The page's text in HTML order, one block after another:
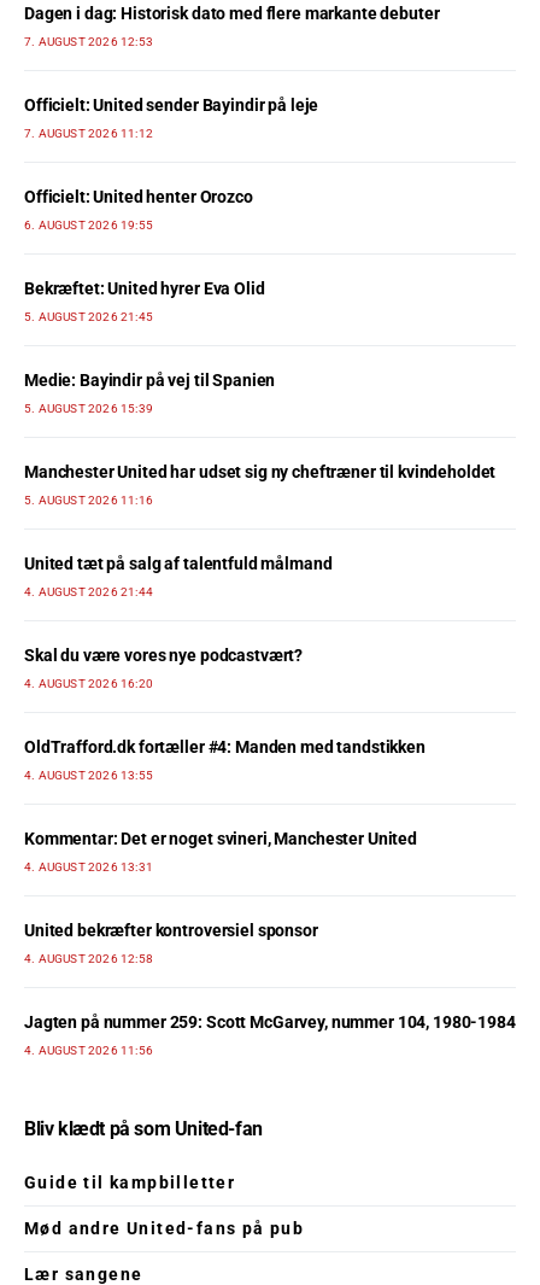
Dagen i dag: Historisk dato med flere markante debuter
7. AUGUST 2026 12:53
Officielt: United sender Bayindir på leje
7. AUGUST 2026 11:12
Officielt: United henter Orozco
6. AUGUST 2026 19:55
Bekræftet: United hyrer Eva Olid
5. AUGUST 2026 21:45
Medie: Bayindir på vej til Spanien
5. AUGUST 2026 15:39
Manchester United har udset sig ny cheftræner til kvindeholdet
5. AUGUST 2026 11:16
United tæt på salg af talentfuld målmand
4. AUGUST 2026 21:44
Skal du være vores nye podcastvært?
4. AUGUST 2026 16:20
OldTrafford.dk fortæller #4: Manden med tandstikken
4. AUGUST 2026 13:55
Kommentar: Det er noget svineri, Manchester United
4. AUGUST 2026 13:31
United bekræfter kontroversiel sponsor
4. AUGUST 2026 12:58
Jagten på nummer 259: Scott McGarvey, nummer 104, 1980-1984
4. AUGUST 2026 11:56
Bliv klædt på som United-fan
Guide til kampbilletter
Mød andre United-fans på pub
Lær sangene